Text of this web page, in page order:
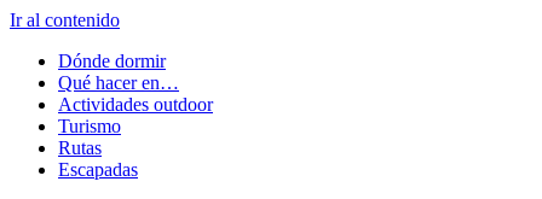
Ir al contenido
Dónde dormir
Qué hacer en…
Actividades outdoor
Turismo
Rutas
Escapadas